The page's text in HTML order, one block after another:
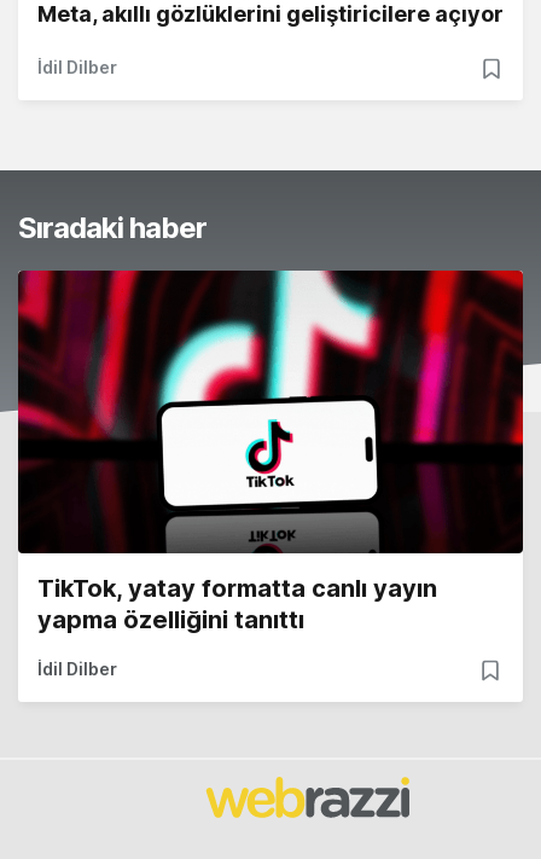
Meta, akıllı gözlüklerini geliştiricilere açıyor
İdil Dilber
Sıradaki haber
TikTok, yatay formatta canlı yayın
yapma özelliğini tanıttı
İdil Dilber